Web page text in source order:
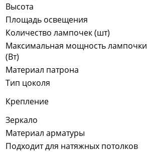
Высота
Площадь освещения
Количество лампочек (шт)
Максимальная мощность лампочки
(Вт)
Материал патрона
Тип цоколя
Крепление
Зеркало
Материал арматуры
Подходит для натяжных потолков